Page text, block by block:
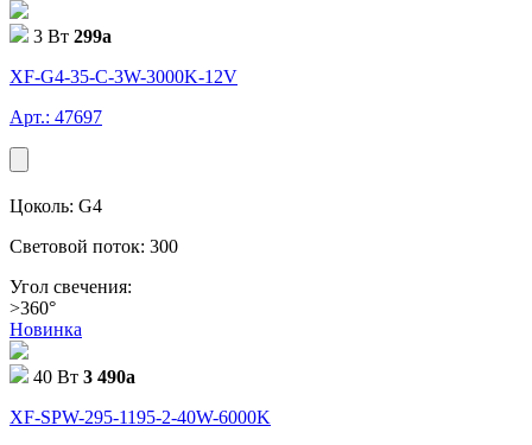
3 Вт 299a
XF-G4-35-C-3W-3000K-12V
Арт.: 47697
Цоколь: G4
Световой поток: 300
Угол свечения:
>360°
Новинка
40 Вт 3 490a
XF-SPW-295-1195-2-40W-6000K